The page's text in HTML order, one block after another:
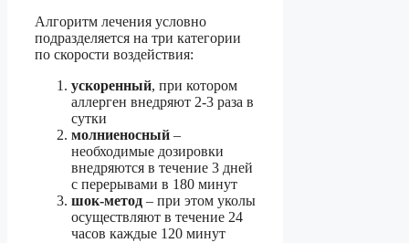
Алгоритм лечения условно
подразделяется на три категории
по скорости воздействия:
ускоренный, при котором
аллерген внедряют 2-3 раза в
сутки
молниеносный –
необходимые дозировки
внедряются в течение 3 дней
с перерывами в 180 минут
шок-метод – при этом уколы
осуществляют в течение 24
часов каждые 120 минут